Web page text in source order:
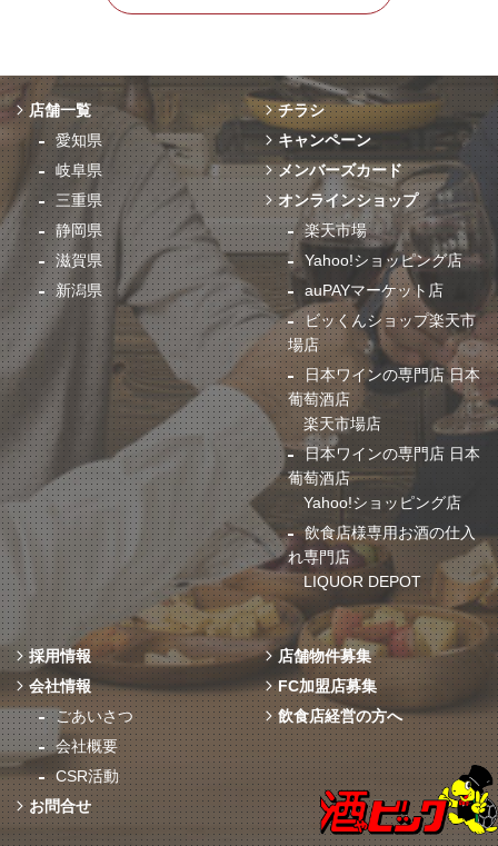
店舗一覧
愛知県
岐阜県
三重県
静岡県
滋賀県
新潟県
チラシ
キャンペーン
メンバーズカード
オンラインショップ
楽天市場
Yahoo!ショッピング店
auPAYマーケット店
ビッくんショップ楽天市
場店
日本ワインの専門店 日本
葡萄酒店
楽天市場店
日本ワインの専門店 日本
葡萄酒店
Yahoo!ショッピング店
飲食店様専用お酒の仕入
れ専門店
LIQUOR DEPOT
採用情報
会社情報
ごあいさつ
会社概要
CSR活動
お問合せ
店舗物件募集
FC加盟店募集
飲食店経営の方へ